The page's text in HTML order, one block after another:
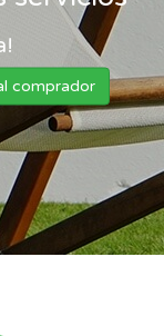
comprador